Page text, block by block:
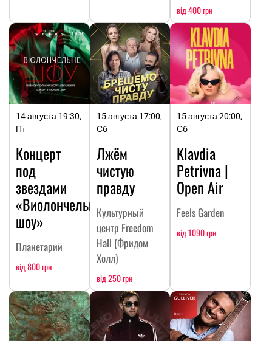
від 400 грн
14 августа 19:30,
Пт
Концерт
под
звездами
«Виолончельное
шоу»
Планетарий
від 800 грн
15 августа 17:00,
Сб
Лжём
чистую
правду
Культурный
центр Freedom
Hall (Фридом
Холл)
від 250 грн
15 августа 20:00,
Сб
Klavdia
Petrivna |
Open Air
Feels Garden
від 1090 грн